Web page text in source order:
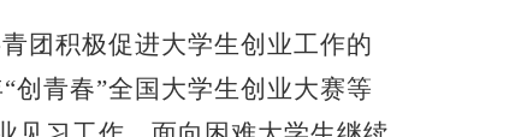
团积极促进大学生创业工作的
创青春”全国大学生创业大赛等